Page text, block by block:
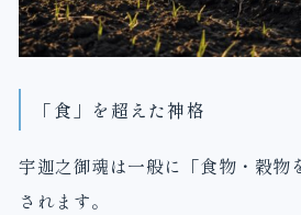
「食」を超えた神格
宇迦之御魂は一般に「食物・穀物
されます。